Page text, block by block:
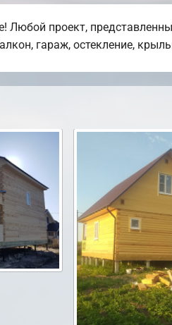
Любой проект,
гараж, остекление,